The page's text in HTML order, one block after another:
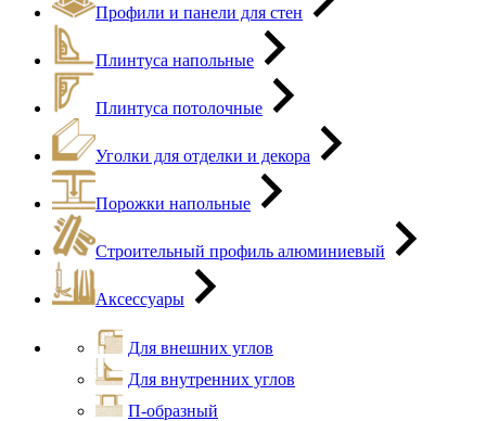
Профили и панели для стен
Плинтуса напольные
Плинтуса потолочные
Уголки для отделки и декора
Порожки напольные
Строительный профиль алюминиевый
Аксессуары
Для внешних углов
Для внутренних углов
П-образный